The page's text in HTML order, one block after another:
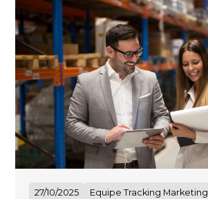
27/10/2025 Equipe Tracking Marketing